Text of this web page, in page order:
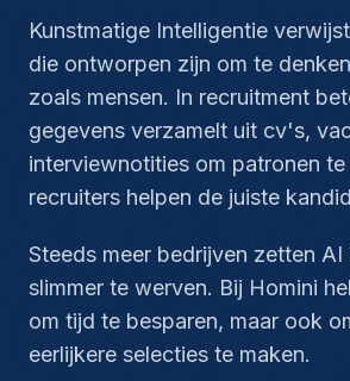
Kunstmatige Intelligentie
die ontworpen zijn om te
zoals mensen. In recruitment
gegevens verzamelt uit cv's,
interviewnotities om patronen
recruiters helpen de juiste
Steeds meer bedrijven zetten AI
slimmer te werven. Bij Homini
om tijd te besparen, maar ook
eerlijkere selecties te maken.